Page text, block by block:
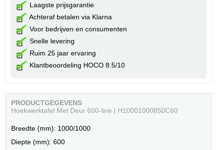
Laagste prijsgarantie
Achteraf betalen via Klarna
Voor bedrijven en consumenten
Snelle levering
Ruim 25 jaar ervaring
Klantbeoordeling HOCO 8.5/10
PRODUCTGEGEVENS
Hoekwerktafel Met Deur 600-line | H10001000850C60
Breedte (mm): 1000/1000
Diepte (mm): 600